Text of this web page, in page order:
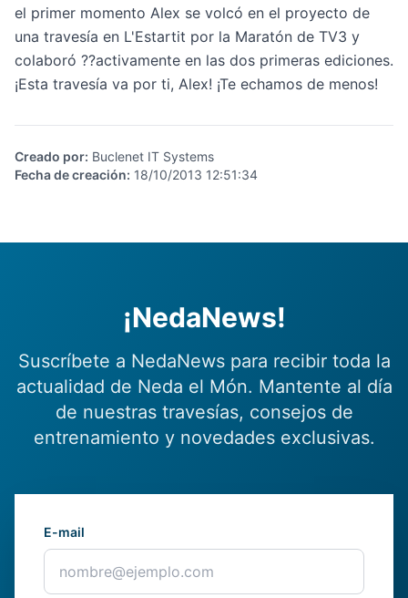
el primer momento Alex se volcó en el proyecto de
una travesía en L'Estartit por la Maratón de TV3 y
colaboró ??activamente en las dos primeras ediciones.
¡Esta travesía va por ti, Alex! ¡Te echamos de menos!
Creado por: Buclenet IT Systems
Fecha de creación: 18/10/2013 12:51:34
¡NedaNews!
Suscríbete a NedaNews para recibir toda la
actualidad de Neda el Món. Mantente al día
de nuestras travesías, consejos de
entrenamiento y novedades exclusivas.
E-mail